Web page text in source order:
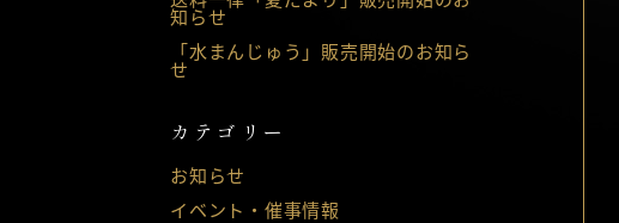
知らせ
「水まんじゅう」販売開始のお知ら
せ
カテゴリー
お知らせ
イベント・催事情報